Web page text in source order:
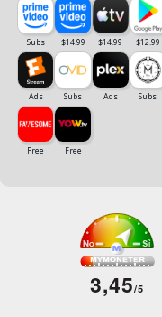
3,45/5